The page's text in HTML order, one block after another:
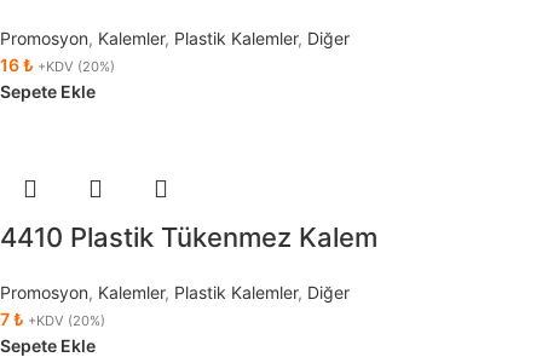
Promosyon, Kalemler, Plastik Kalemler, Diğer
16₺ +KDV (20%)
Sepete Ekle
4410 Plastik Tükenmez Kalem
Promosyon, Kalemler, Plastik Kalemler, Diğer
7₺ +KDV (20%)
Sepete Ekle